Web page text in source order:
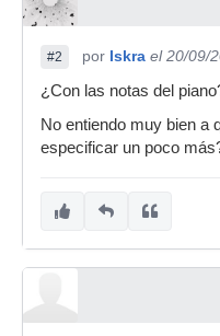
#2 por Iskra el 20/09/
¿Con las notas del
No entiendo muy bien a
especificar un poco